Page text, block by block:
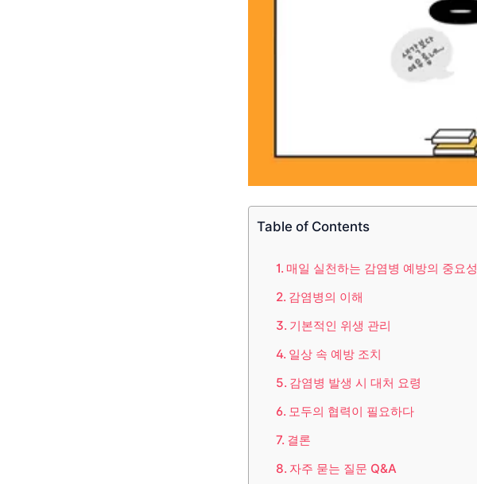
Table of Contents
매일 실천하는 감염병 예방의 중요성
감염병의 이해
기본적인 위생 관리
일상 속 예방 조치
감염병 발생 시 대처 요령
모두의 협력이 필요하다
결론
자주 묻는 질문 Q&A